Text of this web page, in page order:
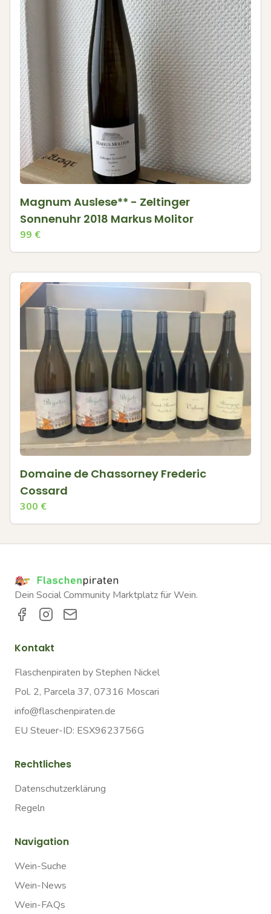
Magnum Auslese** - Zeltinger
Sonnenuhr 2018 Markus Molitor
99 €
Domaine de Chassorney Frederic
Cossard
300 €
Dein Social Community Marktplatz für Wein.
Kontakt
Flaschenpiraten by Stephen Nickel
Pol. 2, Parcela 37, 07316 Moscari
info@flaschenpiraten.de
EU Steuer-ID: ESX9623756G
Rechtliches
Datenschutzerklärung
Regeln
Navigation
Wein-Suche
Wein-News
Wein-FAQs